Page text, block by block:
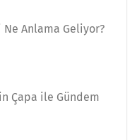
Ne Anlama Geliyor?
Çapa ile Gündem